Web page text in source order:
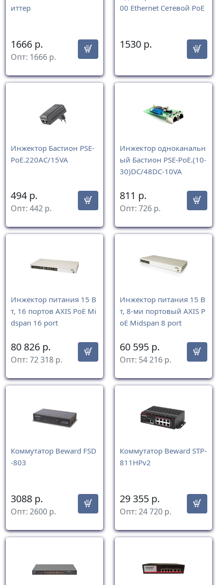
иттер
1666 р.
Опт: 1666 р.
00 Ethernet Сетевой РоЕ
1530 р.
Инжектор Бастион PSE-
PoE.220AC/15VA
494 р.
Опт: 442 р.
Инжектор одноканальн
ый Бастион PSE-PoE.(10-
30)DC/48DC-10VA
811 р.
Опт: 726 р.
Инжектор питания 15 В
т, 16 портов AXIS PoE Mi
dspan 16 port
80 826 р.
Опт: 72 318 р.
Инжектор питания 15 В
т, 8-ми портовый AXIS P
oE Midspan 8 port
60 595 р.
Опт: 54 216 р.
Коммутатор Beward FSD
-803
3088 р.
Опт: 2600 р.
Коммутатор Beward STP-
811HPv2
29 355 р.
Опт: 24 720 р.